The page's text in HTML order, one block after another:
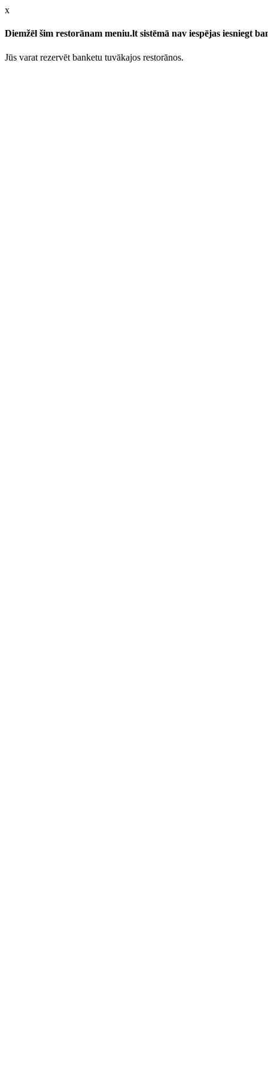
x
Diemžēl šim restorānam meniu.lt sistēmā nav iespējas iesniegt
Jūs varat rezervēt banketu tuvākajos restorānos.